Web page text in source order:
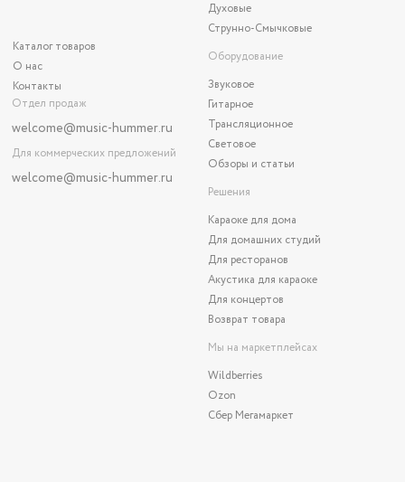
Каталог товаров
О нас
Контакты
Отдел продаж
welcome@music-hummer.ru
Для коммерческих предложений
welcome@music-hummer.ru
Духовые
Струнно-Смычковые
Оборудование
Звуковое
Гитарное
Трансляционное
Световое
Обзоры и статьи
Решения
Караоке для дома
Для домашних студий
Для ресторанов
Акустика для караоке
Для концертов
Возврат товара
Мы на маркетплейсах
Wildberries
Ozon
Сбер Мегамаркет